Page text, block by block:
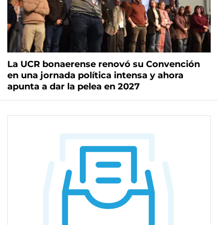
La UCR bonaerense renovó su Convención
en una jornada política intensa y ahora
apunta a dar la pelea en 2027